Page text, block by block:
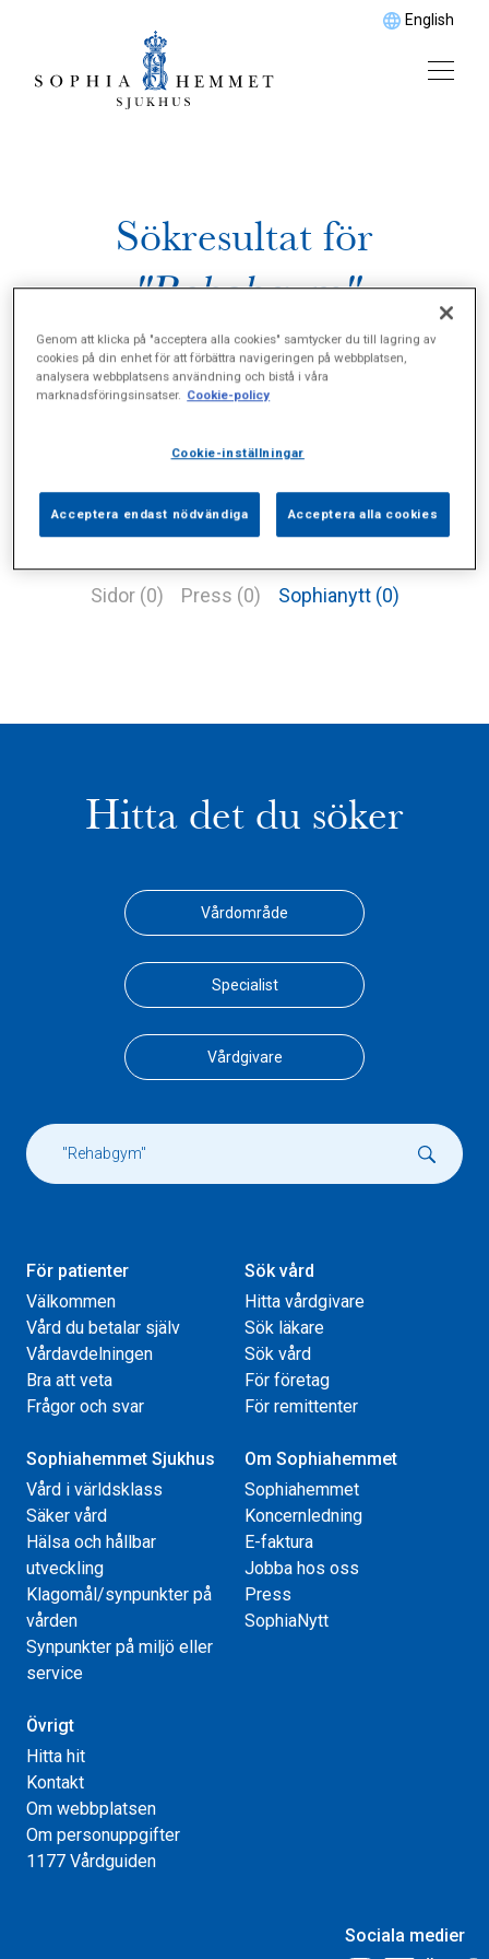
English
Sökresultat för
"Rehabgym"
Sidor (0) Press (0) Sophianytt (0)
Hitta det du söker
Vårdområde
Specialist
Vårdgivare
För patienter
Välkommen
Vård du betalar själv
Vårdavdelningen
Bra att veta
Frågor och svar
Sök vård
Hitta vårdgivare
Sök läkare
Sök vård
För företag
För remittenter
Sophiahemmet Sjukhus
Vård i världsklass
Säker vård
Hälsa och hållbar
utveckling
Klagomål/synpunkter på
vården
Synpunkter på miljö eller
service
Om Sophiahemmet
Sophiahemmet
Koncernledning
E-faktura
Jobba hos oss
Press
SophiaNytt
Övrigt
Hitta hit
Kontakt
Om webbplatsen
Om personuppgifter
1177 Vårdguiden
Sociala medier
Genom att klicka på "acceptera alla cookies" samtycker du till lagring av
cookies på din enhet för att förbättra navigeringen på webbplatsen,
analysera webbplatsens användning och bistå i våra
marknadsföringsinsatser. Cookie-policy
Cookie-inställningar
Acceptera endast nödvändiga Acceptera alla cookies